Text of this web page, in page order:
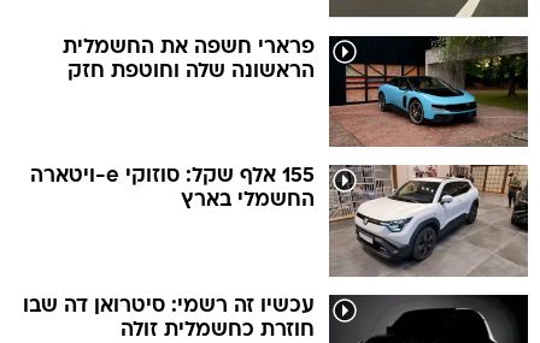
פרארי חשפה את החשמלית
הראשונה שלה וחוטפת חזק
155 אלף שקל: סוזוקי e-ויטארה
החשמלי בארץ
עכשיו זה רשמי: סיטרואן דה שבו
חוזרת כחשמלית זולה